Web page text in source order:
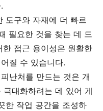
도구와 자재에 더 빠르
필요한 것을 찾는 데 드
접근 용이성은 원활한
질 수 있습니다.
난처를 만드는 것은 개
대화하려는 데 있어 게
한 작업 공간을 조성하